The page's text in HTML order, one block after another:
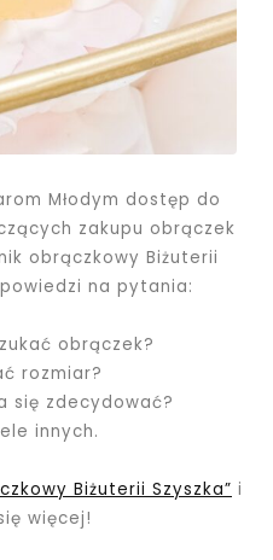
Młodym dostęp do
zakupu obrączek
obrączkowy Biżuterii
na pytania:
obrączek?
rozmiar?
się zdecydować?
innych.
Biżuterii Szyszka” i
więcej!